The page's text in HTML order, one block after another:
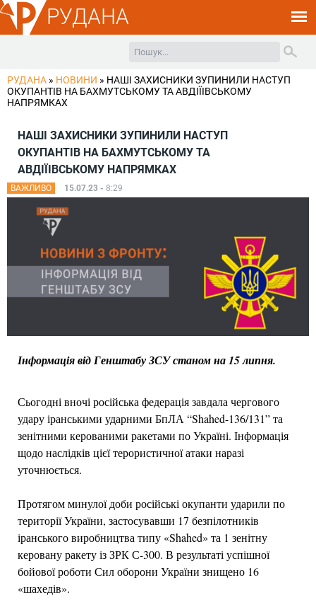
РУДАНА
РУДАНА » НОВИНИ » НАШІ ЗАХИСНИКИ ЗУПИНИЛИ НАСТУП
ОКУПАНТІВ НА БАХМУТСЬКОМУ ТА АВДІЇІВСЬКОМУ
НАПРЯМКАХ
НАШІ ЗАХИСНИКИ ЗУПИНИЛИ НАСТУП
ОКУПАНТІВ НА БАХМУТСЬКОМУ ТА
АВДІЇІВСЬКОМУ НАПРЯМКАХ
ВАЖЛИВО 15.07.23 - 8:29
Інформація від Генштабу ЗСУ станом на 15 липня.
Сьогодні вночі російська федерація завдала чергового
удару іранськими ударними БпЛА “Shahed-136/131” та
зенітними керованими ракетами по Україні. Інформація
щодо наслідків цієї терористичної атаки наразі
уточнюється.
Протягом минулої доби російські окупанти ударили по
території України, застосувавши 17 безпілотників
іранського виробництва типу «Shahed» та 1 зенітну
керовану ракету із ЗРК С-300. В результаті успішної
бойової роботи Сил оборони України знищено 16
«шахедів».